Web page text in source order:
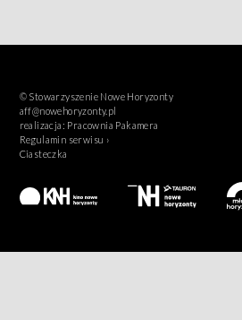
© Stowarzyszenie Nowe Horyzonty
aff@nowehoryzonty.pl
realizacja: Pracownia Pakamera
Regulamin serwisu ›
Ciasteczka